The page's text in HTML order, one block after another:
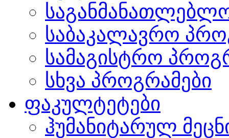
საბაკალავრო
სამაგისტრო
სხვა პროგრამები
ფაკულტეტები
ჰუმანიტარულ